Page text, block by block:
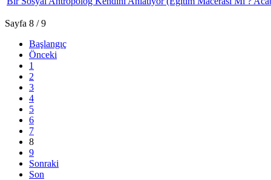
Sayfa 8 / 9
Başlangıç
Önceki
1
2
3
4
5
6
7
8
9
Sonraki
Son